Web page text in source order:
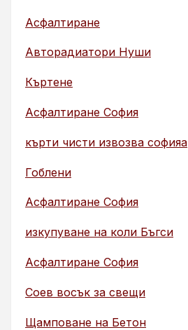
Асфалтиране
Авторадиатори Нуши
Къртене
Асфалтиране София
кърти чисти извозва софияа
Гоблени
Асфалтиране София
изкупуване на коли Бъгси
Асфалтиране София
Соев восък за свещи
Щамповане на Бетон